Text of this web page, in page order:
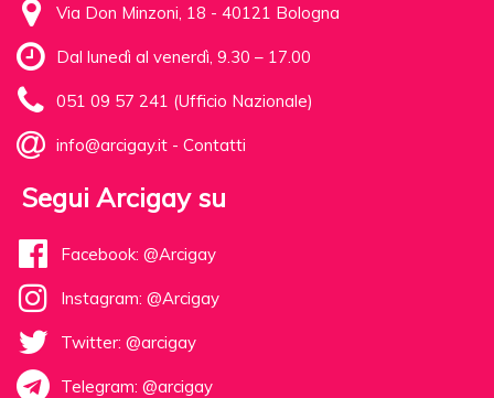
Via Don Minzoni, 18 - 40121 Bologna
Dal lunedì al venerdì, 9.30 – 17.00
051 09 57 241 (Ufficio Nazionale)
info@arcigay.it - Contatti
Segui Arcigay su
Facebook: @Arcigay
Instagram: @Arcigay
Twitter: @arcigay
Telegram: @arcigay